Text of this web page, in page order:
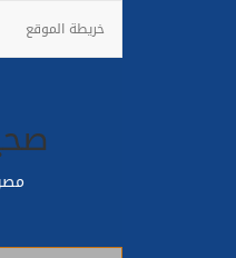
خريطة الموقع